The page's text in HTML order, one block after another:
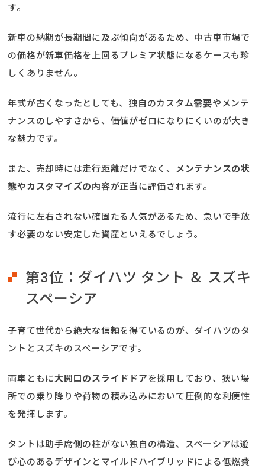
す。
新車の納期が長期間に及ぶ傾向があるため、中古車市場で
の価格が新車価格を上回るプレミア状態になるケースも珍
しくありません。
年式が古くなったとしても、独自のカスタム需要やメンテ
ナンスのしやすさから、価値がゼロになりにくいのが大き
な魅力です。
また、売却時には走行距離だけでなく、 メンテナンスの状
態やカスタマイズの内容が正当に評価されます。
流行に左右されない確固たる人気があるため、急いで手放
す必要のない安定した資産といえるでしょう。
第3位：ダイハツ タント ＆ スズキ
スペーシア
子育て世代から絶大な信頼を得ているのが、ダイハツのタ
ントとスズキのスペーシアです。
両車ともに大開口のスライドドアを採用しており、狭い場
所での乗り降りや荷物の積み込みにおいて圧倒的な利便性
を発揮します。
タントは助手席側の柱がない独自の構造、スペーシアは遊
び心のあるデザインとマイルドハイブリッドによる低燃費